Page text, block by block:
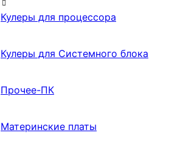
Кулеры для процессора
Кулеры для Системного блока
Прочее-ПК
Материнские платы